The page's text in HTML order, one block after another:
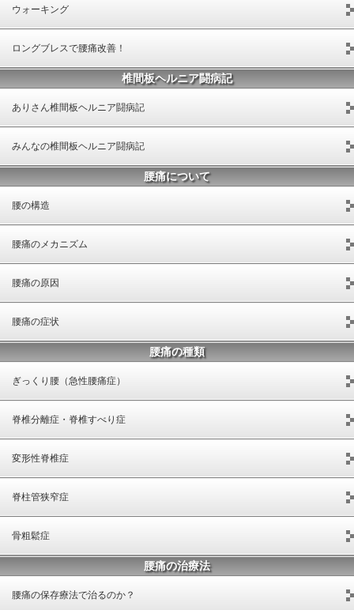
ウォーキング
ロングブレスで腰痛改善！
椎間板ヘルニア闘病記
ありさん椎間板ヘルニア闘病記
みんなの椎間板ヘルニア闘病記
腰痛について
腰の構造
腰痛のメカニズム
腰痛の原因
腰痛の症状
腰痛の種類
ぎっくり腰（急性腰痛症）
脊椎分離症・脊椎すべり症
変形性脊椎症
脊柱管狭窄症
骨粗鬆症
腰痛の治療法
腰痛の保存療法で治るのか？